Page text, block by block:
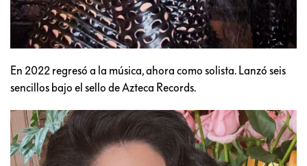
En 2022 regresó a la música, ahora como solista. Lanzó seis
sencillos bajo el sello de Azteca Records.